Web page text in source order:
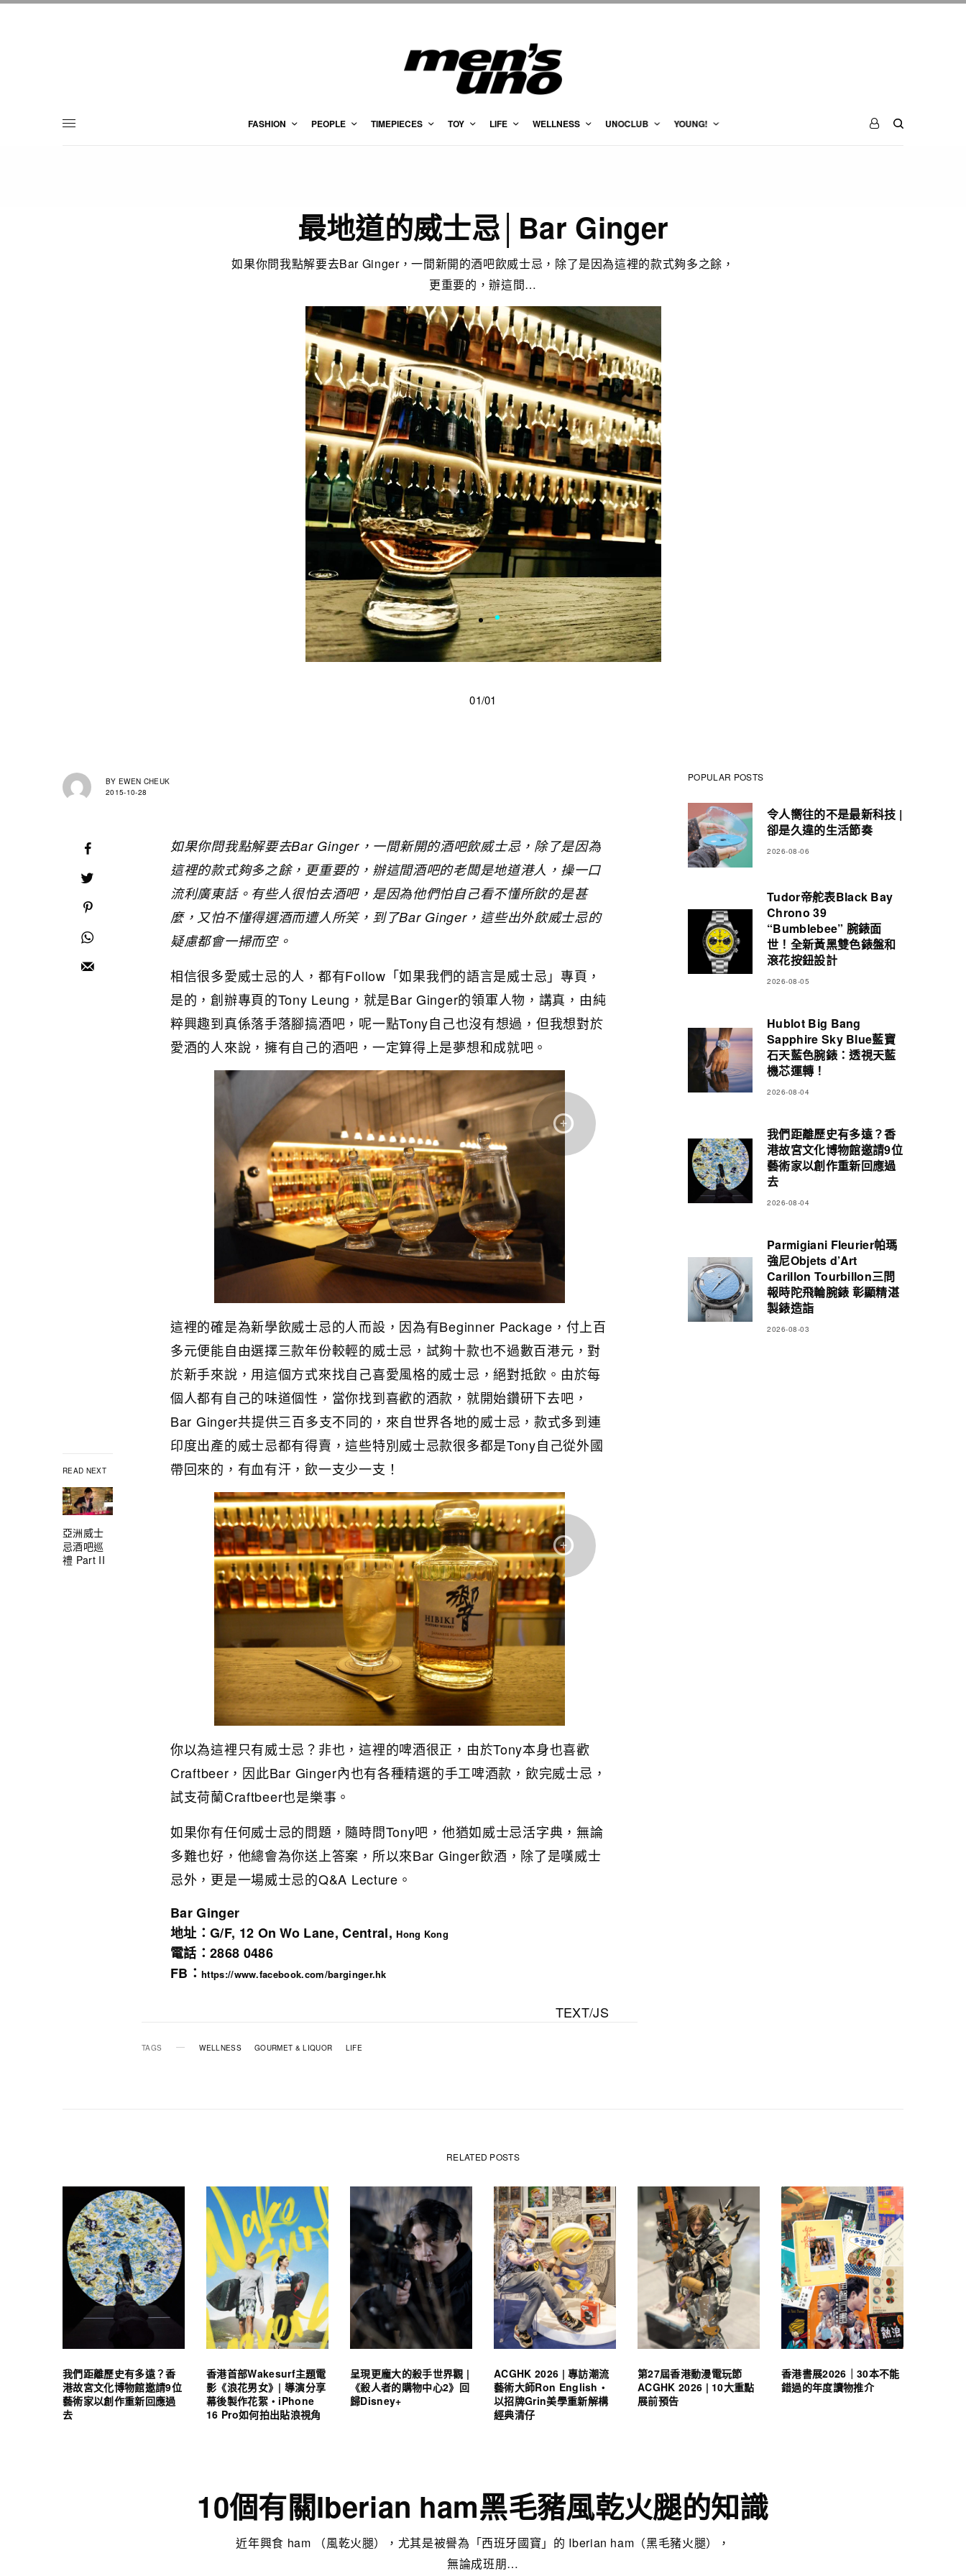
FASHION PEOPLE TIMEPIECES TOY LIFE WELLNESS UNOCLUB YOUNG!
最地道的威士忌│Bar Ginger
如果你問我點解要去Bar Ginger，一間新開的酒吧飲威士忌，除了是因為這裡的款式夠多之餘，
更重要的，辦這間…
01/01
BY EWEN CHEUK
2015-10-28
READ NEXT
亞洲威士
忌酒吧巡
禮 Part II
如果你問我點解要去Bar Ginger，一間新開的酒吧飲威士忌，除了是因為
這裡的款式夠多之餘，更重要的，辦這間酒吧的老闆是地道港人，操一口
流利廣東話。有些人很怕去酒吧，是因為他們怕自己看不懂所飲的是甚
麼，又怕不懂得選酒而遭人所笑，到了Bar Ginger，這些出外飲威士忌的
疑慮都會一掃而空。
相信很多愛威士忌的人，都有Follow「如果我們的語言是威士忌」專頁，
是的，創辦專頁的Tony Leung，就是Bar Ginger的領軍人物，講真，由純
粹興趣到真係落手落腳搞酒吧，呢一點Tony自己也沒有想過，但我想對於
愛酒的人來說，擁有自己的酒吧，一定算得上是夢想和成就吧。
這裡的確是為新學飲威士忌的人而設，因為有Beginner Package，付上百
多元便能自由選擇三款年份較輕的威士忌，試夠十款也不過數百港元，對
於新手來說，用這個方式來找自己喜愛風格的威士忌，絕對抵飲。由於每
個人都有自己的味道個性，當你找到喜歡的酒款，就開始鑽研下去吧，
Bar Ginger共提供三百多支不同的，來自世界各地的威士忌，款式多到連
印度出產的威士忌都有得賣，這些特別威士忌款很多都是Tony自己從外國
帶回來的，有血有汗，飲一支少一支！
你以為這裡只有威士忌？非也，這裡的啤酒很正，由於Tony本身也喜歡
Craftbeer，因此Bar Ginger內也有各種精選的手工啤酒款，飲完威士忌，
試支荷蘭Craftbeer也是樂事。
如果你有任何威士忌的問題，隨時問Tony吧，他猶如威士忌活字典，無論
多難也好，他總會為你送上答案，所以來Bar Ginger飲酒，除了是嘆威士
忌外，更是一場威士忌的Q&A Lecture。
Bar Ginger
地址：G/F, 12 On Wo Lane, Central,Hong Kong
電話：2868 0486
FB： https://www.facebook.com/barginger.hk
TEXT/JS
TAGS WELLNESS GOURMET & LIQUOR LIFE
POPULAR POSTS
令人嚮往的不是最新科技 |
卻是久違的生活節奏
2026-08-06
Tudor帝舵表Black Bay
Chrono 39
“Bumblebee” 腕錶面
世！全新黃黑雙色錶盤和
滾花按鈕設計
2026-08-05
Hublot Big Bang
Sapphire Sky Blue藍寶
石天藍色腕錶：透視天藍
機芯運轉！
2026-08-04
我們距離歷史有多遠？香
港故宮文化博物館邀請9位
藝術家以創作重新回應過
去
2026-08-04
Parmigiani Fleurier帕瑪
強尼Objets d’Art
Carillon Tourbillon三問
報時陀飛輪腕錶 彰顯精湛
製錶造詣
2026-08-03
RELATED POSTS
我們距離歷史有多遠？香
港故宮文化博物館邀請9位
藝術家以創作重新回應過
去
香港首部Wakesurf主題電
影《浪花男女》| 導演分享
幕後製作花絮・iPhone
16 Pro如何拍出貼浪視角
呈現更龐大的殺手世界觀 |
《殺人者的購物中心2》回
歸Disney+
ACGHK 2026 | 專訪潮流
藝術大師Ron English・
以招牌Grin美學重新解構
經典清仔
第27屆香港動漫電玩節
ACGHK 2026 | 10大重點
展前預告
香港書展2026｜30本不能
錯過的年度讀物推介
10個有關Iberian ham黑毛豬風乾火腿的知識
近年興食 ham （風乾火腿），尤其是被譽為「西班牙國寶」的 Iberian ham（黑毛豬火腿），
無論成班朋…